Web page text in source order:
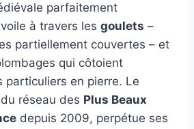
parfaitement
à travers les goulets –
partiellement couvertes – et
qui côtoient
particuliers en pierre. Le
réseau des Plus Beaux
depuis 2009, perpétue ses